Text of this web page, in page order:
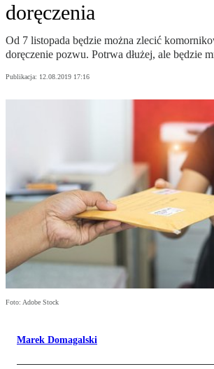
doręczenia
Od 7 listopada będzie można zlecić
doręczenie pozwu. Potrwa dłużej, ale będzie
Publikacja: 12.08.2019 17:16
Foto: Adobe Stock
Marek Domagalski